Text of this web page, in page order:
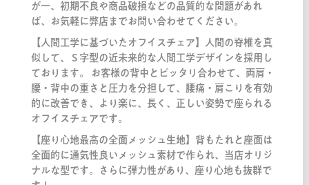
が一、初期不良や商品破損などの品質的な問題があれ
ば、お気軽に弊店までお問い合わせてください。
【人間工学に基づいたオフイスチェア】人間の脊椎を真
似して、Ｓ字型の近未来的な人間工学デザインを採用し
ております。 お客様の背中とピッタリ合わせて、両肩・
腰・背中の重さと圧力を分担して、腰痛・肩こりを有効
的に改善でき、より楽に、長く、正しい姿勢で座られる
オフイスチェアです。
【座り心地最高の全面メッシュ生地】背もたれと座面は
全面的に通気性良いメッシュ素材で作られ、当店オリジ
ナルな型です。さらに弾力性があり、座り心地も抜群で